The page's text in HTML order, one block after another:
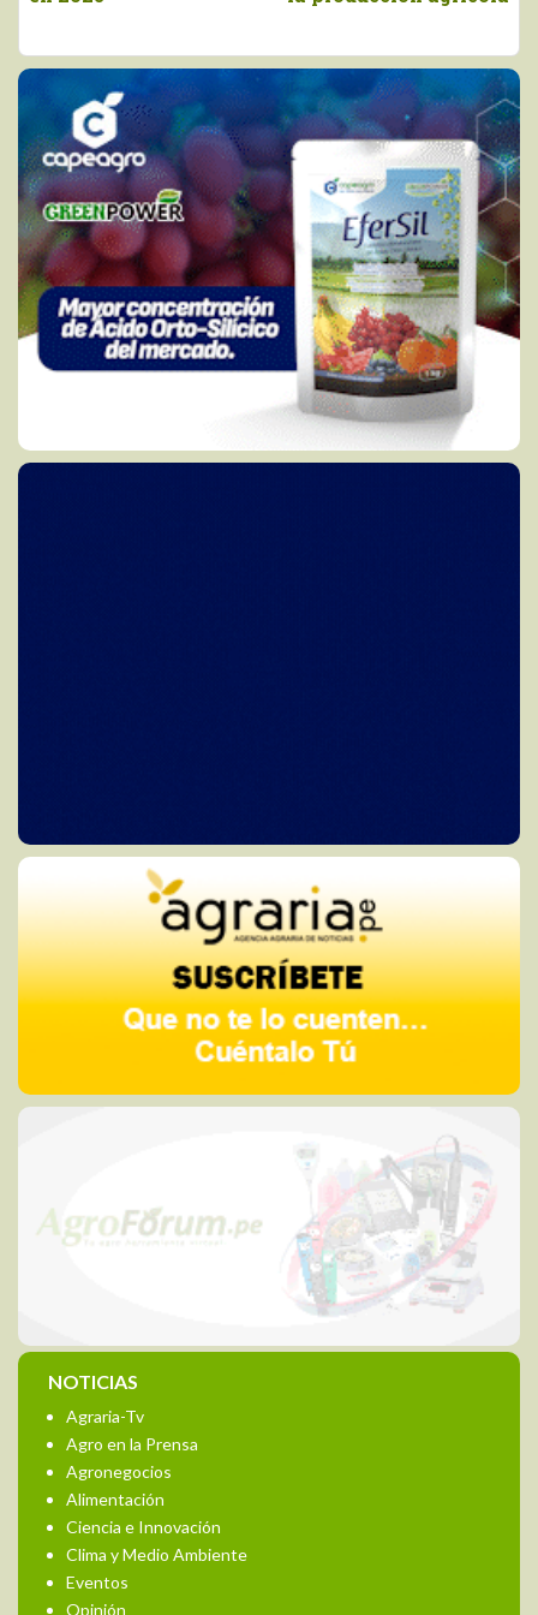
NOTICIAS
Agraria-Tv
Agro en la Prensa
Agronegocios
Alimentación
Ciencia e Innovación
Clima y Medio Ambiente
Eventos
Opinión